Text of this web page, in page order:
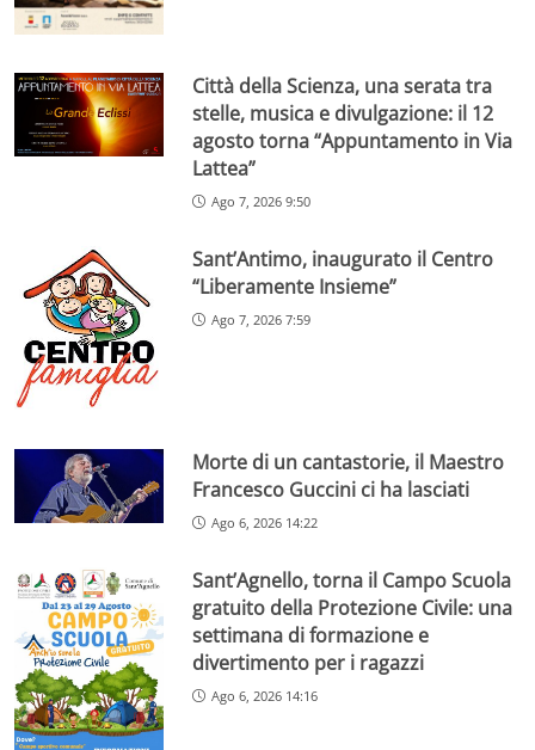
Città della Scienza, una serata tra
stelle, musica e divulgazione: il 12
agosto torna “Appuntamento in Via
Lattea”
Ago 7, 2026 9:50
Sant’Antimo, inaugurato il Centro
“Liberamente Insieme”
Ago 7, 2026 7:59
Morte di un cantastorie, il Maestro
Francesco Guccini ci ha lasciati
Ago 6, 2026 14:22
Sant’Agnello, torna il Campo Scuola
gratuito della Protezione Civile: una
settimana di formazione e
divertimento per i ragazzi
Ago 6, 2026 14:16